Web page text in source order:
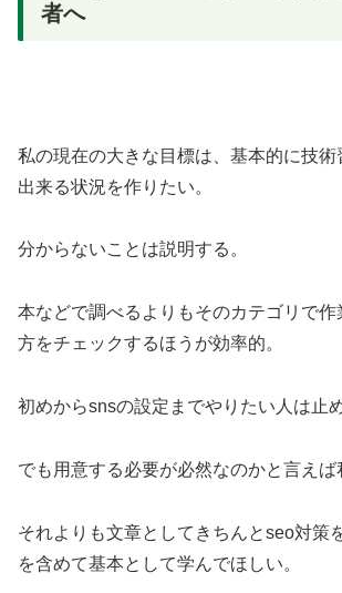
者へ
私の現在の大きな目標は、基本的に技
出来る状況を作りたい。
分からないことは説明する。
本などで調べるよりもそのカテゴリで
方をチェックするほうが効率的。
初めからsnsの設定までやりたい人は止
でも用意する必要が必然なのかと言えば
それよりも文章としてきちんとseo対策
を含めて基本として学んでほしい。